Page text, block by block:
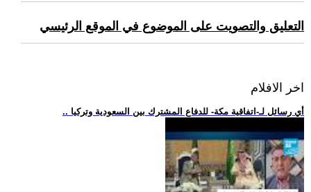
التعليق والتصويت على الموضوع في الموقع الرئيسي
اخر الافلام
.. أي رسائل لـ-اتفاقية مكة- للدفاع المشترك بين السعودية وتركيا